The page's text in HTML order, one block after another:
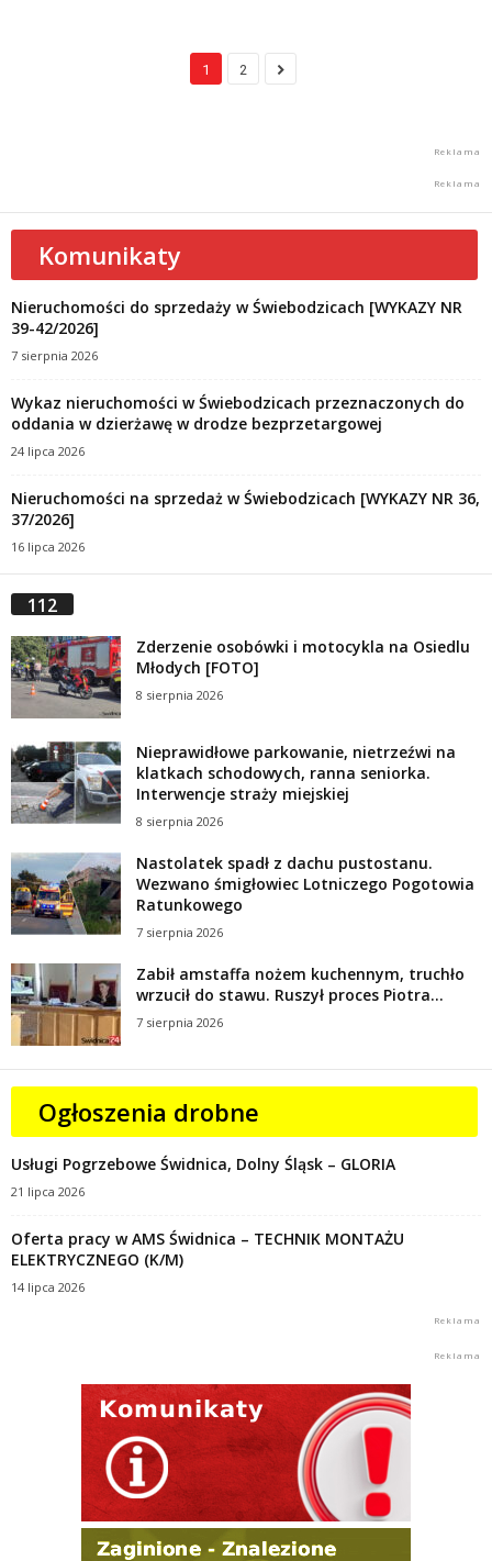
1 2
Komunikaty
Nieruchomości do sprzedaży w Świebodzicach [WYKAZY NR
39-42/2026]
7 sierpnia 2026
Wykaz nieruchomości w Świebodzicach przeznaczonych do
oddania w dzierżawę w drodze bezprzetargowej
24 lipca 2026
Nieruchomości na sprzedaż w Świebodzicach [WYKAZY NR 36,
37/2026]
16 lipca 2026
112
Zderzenie osobówki i motocykla na Osiedlu
Młodych [FOTO]
8 sierpnia 2026
Nieprawidłowe parkowanie, nietrzeźwi na
klatkach schodowych, ranna seniorka.
Interwencje straży miejskiej
8 sierpnia 2026
Nastolatek spadł z dachu pustostanu.
Wezwano śmigłowiec Lotniczego Pogotowia
Ratunkowego
7 sierpnia 2026
Zabił amstaffa nożem kuchennym, truchło
wrzucił do stawu. Ruszył proces Piotra...
7 sierpnia 2026
Ogłoszenia drobne
Usługi Pogrzebowe Świdnica, Dolny Śląsk – GLORIA
21 lipca 2026
Oferta pracy w AMS Świdnica – TECHNIK MONTAŻU
ELEKTRYCZNEGO (K/M)
14 lipca 2026